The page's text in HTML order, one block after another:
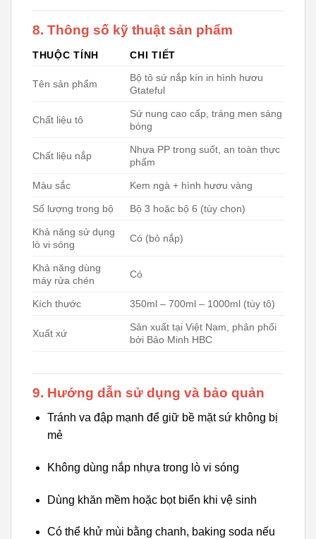
8. Thông số kỹ thuật sản phẩm
THUỘC TÍNH CHI TIẾT
Tên sản phẩm
Bộ tô sứ nắp kín in hình hươu
Gtateful
Chất liệu tô
Sứ nung cao cấp, tráng men sáng
bóng
Chất liệu nắp
Nhựa PP trong suốt, an toàn thực
phẩm
Màu sắc Kem ngà + hình hươu vàng
Số lượng trong bộ Bộ 3 hoặc bộ 6 (tùy chọn)
Khả năng sử dụng
lò vi sóng
Có (bỏ nắp)
Khả năng dùng
máy rửa chén
Có
Kích thước 350ml – 700ml – 1000ml (tùy tô)
Xuất xứ
Sản xuất tại Việt Nam, phân phối
bởi Bảo Minh HBC
9. Hướng dẫn sử dụng và bảo quản
Tránh va đập mạnh để giữ bề mặt sứ không bị
mẻ
Không dùng nắp nhựa trong lò vi sóng
Dùng khăn mềm hoặc bọt biển khi vệ sinh
Có thể khử mùi bằng chanh, baking soda nếu